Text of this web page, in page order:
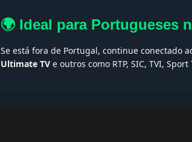
🌍 Ideal para Portugueses
Se está fora de Portugal, continue conectado
Ultimate TV e outros como RTP, SIC, TVI,